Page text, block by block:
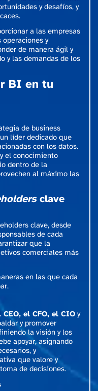
y desafíos, y
a las empresas
operaciones y
de manera ágil y
y las demandas de los
BI en tu
de business
líder dedicado que
con los datos.
el conocimiento
dentro de la
al máximo las
clave
clave, desde
de cada
que la
comerciales más
en las que cada
el CFO, el CIO y
y promover
la visión y los
apoyar, asignando
y
que valore y
de decisiones.